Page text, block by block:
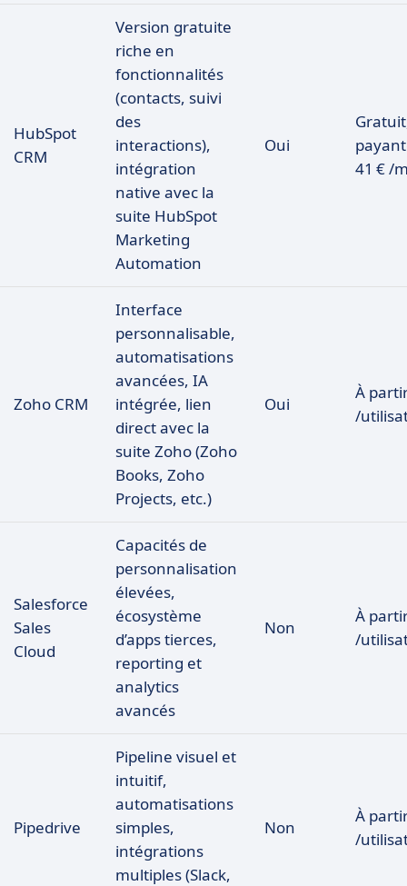
HubSpot
CRM
Version gratuite
riche en
fonctionnalités
(contacts, suivi
des
interactions),
intégration
native avec la
suite HubSpot
Marketing
Automation
Oui
41 € /
Zoho CRM
Interface
personnalisable,
automatisations
avancées, IA
intégrée, lien
direct avec la
suite Zoho (Zoho
Books, Zoho
Projects, etc.)
Oui
À
/
Salesforce
Sales
Cloud
Capacités de
personnalisation
élevées,
écosystème
d’apps tierces,
reporting et
analytics
avancés
Non
À
/
Pipedrive
Pipeline visuel et
intuitif,
automatisations
simples,
intégrations
multiples (Slack,
Non
À
/